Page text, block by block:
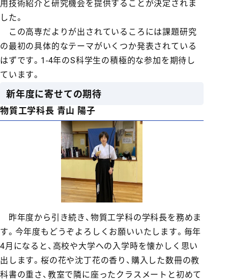
用技術紹介と研究機会を提供することが決定されま
した。
この高専だよりが出されているころには課題研究
の最初の具体的なテーマがいくつか発表されている
はずです。1-4年のS科学生の積極的な参加を期待し
ています。
新年度に寄せての期待
物質工学科長 青山 陽子
昨年度から引き続き、物質工学科の学科長を務めま
す。今年度もどうぞよろしくお願いいたします。毎年
4月になると、高校や大学への入学時を懐かしく思い
出します。桜の花や沈丁花の香り、購入した数冊の教
科書の重さ、教室で隣に座ったクラスメートと初めて